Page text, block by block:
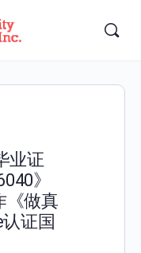
业证
》
《做真
证国